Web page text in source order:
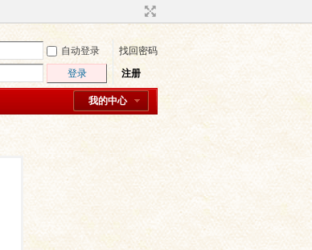
自动登录
找回密码
登录 注册
我的中心